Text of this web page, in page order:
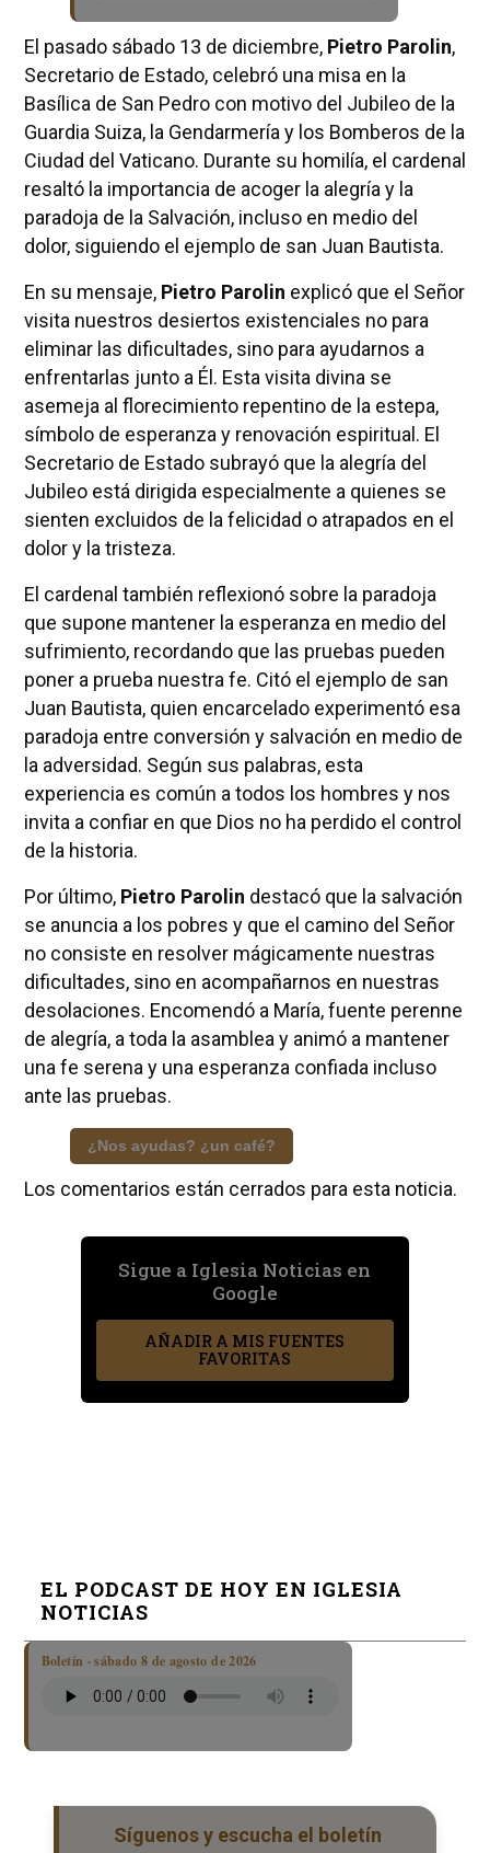
El pasado sábado 13 de diciembre, Pietro Parolin,
Secretario de Estado, celebró una misa en la
Basílica de San Pedro con motivo del Jubileo de la
Guardia Suiza, la Gendarmería y los Bomberos de la
Ciudad del Vaticano. Durante su homilía, el cardenal
resaltó la importancia de acoger la alegría y la
paradoja de la Salvación, incluso en medio del
dolor, siguiendo el ejemplo de san Juan Bautista.
En su mensaje, Pietro Parolin explicó que el Señor
visita nuestros desiertos existenciales no para
eliminar las dificultades, sino para ayudarnos a
enfrentarlas junto a Él. Esta visita divina se
asemeja al florecimiento repentino de la estepa,
símbolo de esperanza y renovación espiritual. El
Secretario de Estado subrayó que la alegría del
Jubileo está dirigida especialmente a quienes se
sienten excluidos de la felicidad o atrapados en el
dolor y la tristeza.
El cardenal también reflexionó sobre la paradoja
que supone mantener la esperanza en medio del
sufrimiento, recordando que las pruebas pueden
poner a prueba nuestra fe. Citó el ejemplo de san
Juan Bautista, quien encarcelado experimentó esa
paradoja entre conversión y salvación en medio de
la adversidad. Según sus palabras, esta
experiencia es común a todos los hombres y nos
invita a confiar en que Dios no ha perdido el control
de la historia.
Por último, Pietro Parolin destacó que la salvación
se anuncia a los pobres y que el camino del Señor
no consiste en resolver mágicamente nuestras
dificultades, sino en acompañarnos en nuestras
desolaciones. Encomendó a María, fuente perenne
de alegría, a toda la asamblea y animó a mantener
una fe serena y una esperanza confiada incluso
ante las pruebas.
¿Nos ayudas? ¿un café?
Los comentarios están cerrados para esta noticia.
Sigue a Iglesia Noticias en
Google
AÑADIR A MIS FUENTES
FAVORITAS
EL PODCAST DE HOY EN IGLESIA
NOTICIAS
Boletín · sábado 8 de agosto de 2026
Síguenos y escucha el boletín